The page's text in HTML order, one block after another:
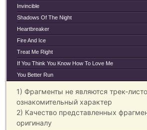
Invincible
Shadows Of The Night
Heartbreaker
Fire And Ice
Treat Me Right
If You Think You Know How To Love Me
You Better Run
1) Фрагменты не являются трек-
ознакомительный характер
2) Качество представленных
оригиналу